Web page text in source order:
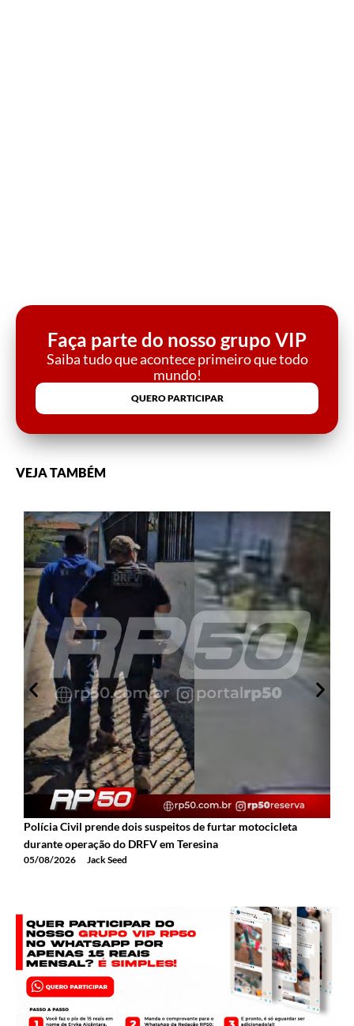
Faça parte do nosso grupo VIP
Saiba tudo que acontece primeiro que todo
mundo!
QUERO PARTICIPAR
VEJA TAMBÉM
Polícia Civil prende dois suspeitos de furtar motocicleta
durante operação do DRFV em Teresina
05/08/2026 Jack Seed